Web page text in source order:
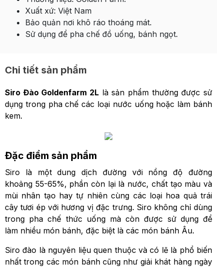
Xuất xứ: Việt Nam
Bảo quản nơi khô ráo thoáng mát.
Sử dụng để pha chế đồ uống, bánh ngọt.
Chi tiết sản phẩm
Siro Đào Goldenfarm 2L là sản phẩm thường được sử
dụng trong pha chế các loại nước uống hoặc làm bánh
kem.
Đặc điểm sản phẩm
Siro là một dung dịch đường với nồng độ đường
khoảng 55-65%, phần còn lại là nước, chất tạo màu và
mùi nhân tạo hay tự nhiên cùng các loại hoa quả trái
cây tươi ép với hương vị đặc trưng. Siro không chỉ dùng
trong pha chế thức uống mà còn được sử dụng để
làm nhiều món bánh, đặc biệt là các món bánh Âu.
Siro đào là nguyên liệu quen thuộc và có lẽ là phổ biến
nhất trong các món bánh cũng như giải khát hàng ngày